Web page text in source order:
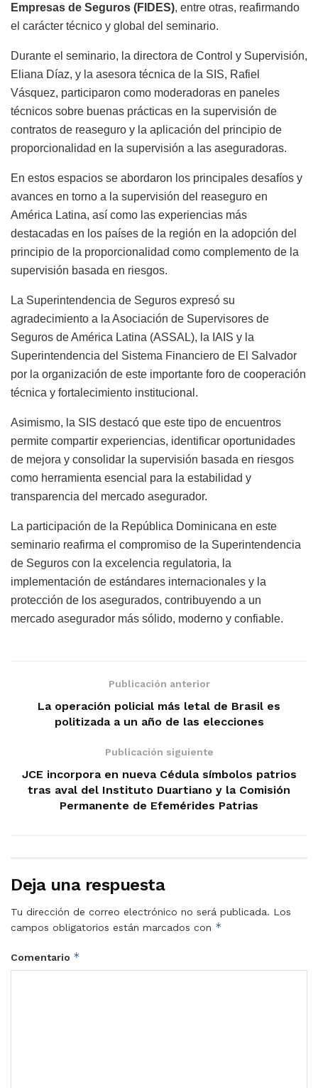
Empresas de Seguros (FIDES), entre otras, reafirmando
el carácter técnico y global del seminario.
Durante el seminario, la directora de Control y Supervisión,
Eliana Díaz, y la asesora técnica de la SIS, Rafiel
Vásquez, participaron como moderadoras en paneles
técnicos sobre buenas prácticas en la supervisión de
contratos de reaseguro y la aplicación del principio de
proporcionalidad en la supervisión a las aseguradoras.
En estos espacios se abordaron los principales desafíos y
avances en torno a la supervisión del reaseguro en
América Latina, así como las experiencias más
destacadas en los países de la región en la adopción del
principio de la proporcionalidad como complemento de la
supervisión basada en riesgos.
La Superintendencia de Seguros expresó su
agradecimiento a la Asociación de Supervisores de
Seguros de América Latina (ASSAL), la IAIS y la
Superintendencia del Sistema Financiero de El Salvador
por la organización de este importante foro de cooperación
técnica y fortalecimiento institucional.
Asimismo, la SIS destacó que este tipo de encuentros
permite compartir experiencias, identificar oportunidades
de mejora y consolidar la supervisión basada en riesgos
como herramienta esencial para la estabilidad y
transparencia del mercado asegurador.
La participación de la República Dominicana en este
seminario reafirma el compromiso de la Superintendencia
de Seguros con la excelencia regulatoria, la
implementación de estándares internacionales y la
protección de los asegurados, contribuyendo a un
mercado asegurador más sólido, moderno y confiable.
Publicación anterior
La operación policial más letal de Brasil es
politizada a un año de las elecciones
Publicación siguiente
JCE incorpora en nueva Cédula símbolos patrios
tras aval del Instituto Duartiano y la Comisión
Permanente de Efemérides Patrias
Deja una respuesta
Tu dirección de correo electrónico no será publicada. Los
campos obligatorios están marcados con *
Comentario *